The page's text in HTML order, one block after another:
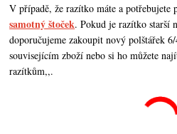
V případě, že razítko máte a potřebujete
samotný štoček. Pokud je razítko starší
doporučujeme zakoupit nový polštářek
souvisejícím zboží nebo si ho můžete
razítkům,,.